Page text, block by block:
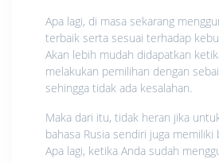
Apa lagi, di masa sekarang
terbaik serta sesuai terhadap
Akan lebih mudah didapatkan
melakukan pemilihan dengan
sehingga tidak ada kesalahan.
Maka dari itu, tidak heran jika
bahasa Rusia sendiri juga memiliki
Apa lagi, ketika Anda sudah